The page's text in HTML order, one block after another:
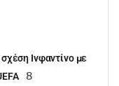
Ινφαντίνο με
8